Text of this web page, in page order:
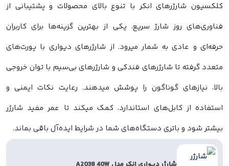
کلکسیون شارژرهای انکر با تنوع بالای محصولات و پشتیبانی از
فناوری‌های روز شارژ سریع، یکی از بهترین گزینه‌ها برای کاربران
حرفه‌ای و عادی به‌ شمار میرود. از شارژرهای دیواری با پورت‌های
متعدد گرفته تا شارژرهای فندکی و شارژرهای بی‌سیم با توان خروجی
بالا، نیازهای گوناگون را پوشش میدهند. رعایت نکات ایمنی و
استفاده از کابل‌های استاندارد، کمک میکند تا عمر مفید شارژر
بیشتر شود و باتری دستگاه‌های شما در شرایط ایده‌آل باقی بماند.